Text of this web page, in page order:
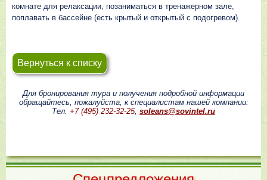
комнате для релаксации, позаниматься в тренажерном зале,
поплавать в бассейне (есть крытый и открытый с подогревом).
Вернуться к списку
Для бронирования тура и получения подробной информации
обращайтесь, пожалуйста, к специалистам нашей компании:
Тел. +7 (495) 232-32-25, soleans@sovintel.ru